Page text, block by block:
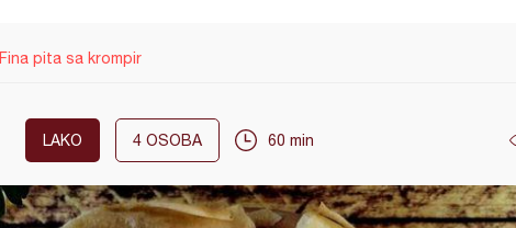
Fina pita sa krompir
LAKO 4 OSOBA 60 min